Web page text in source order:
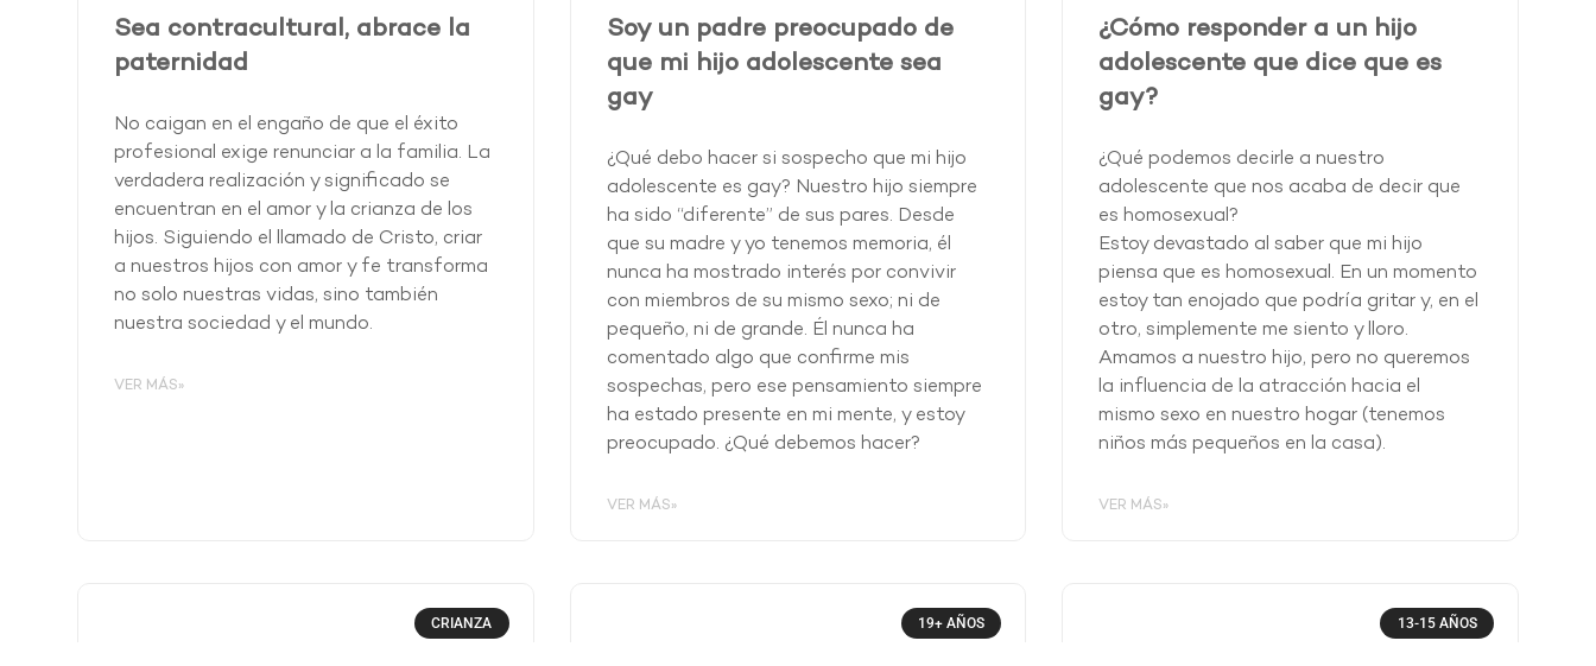
Sea contracultural, abrace la
paternidad
No caigan en el engaño de que el éxito
profesional exige renunciar a la familia. La
verdadera realización y significado se
encuentran en el amor y la crianza de los
hijos. Siguiendo el llamado de Cristo, criar
a nuestros hijos con amor y fe transforma
no solo nuestras vidas, sino también
nuestra sociedad y el mundo.
VER MÁS»
Soy un padre preocupado de
que mi hijo adolescente sea
gay
¿Qué debo hacer si sospecho que mi hijo
adolescente es gay? Nuestro hijo siempre
ha sido “diferente” de sus pares. Desde
que su madre y yo tenemos memoria, él
nunca ha mostrado interés por convivir
con miembros de su mismo sexo; ni de
pequeño, ni de grande. Él nunca ha
comentado algo que confirme mis
sospechas, pero ese pensamiento siempre
ha estado presente en mi mente, y estoy
preocupado. ¿Qué debemos hacer?
VER MÁS»
¿Cómo responder a un hijo
adolescente que dice que es
gay?
¿Qué podemos decirle a nuestro
adolescente que nos acaba de decir que
es homosexual?
Estoy devastado al saber que mi hijo
piensa que es homosexual. En un momento
estoy tan enojado que podría gritar y, en el
otro, simplemente me siento y lloro.
Amamos a nuestro hijo, pero no queremos
la influencia de la atracción hacia el
mismo sexo en nuestro hogar (tenemos
niños más pequeños en la casa).
VER MÁS»
CRIANZA 19+ AÑOS 13-15 AÑOS